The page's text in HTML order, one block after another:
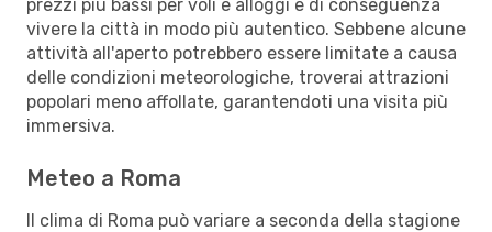
prezzi più bassi per voli e alloggi e di conseguenza
vivere la città in modo più autentico. Sebbene alcune
attività all'aperto potrebbero essere limitate a causa
delle condizioni meteorologiche, troverai attrazioni
popolari meno affollate, garantendoti una visita più
immersiva.
Meteo a Roma
Il clima di Roma può variare a seconda della stagione